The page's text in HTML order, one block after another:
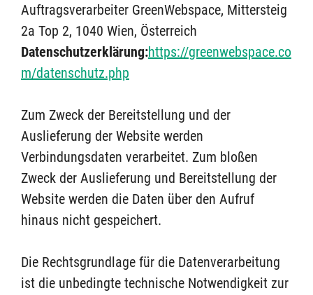
Auftragsverarbeiter GreenWebspace, Mittersteig
2a Top 2, 1040 Wien, Österreich
Datenschutzerklärung:https://greenwebspace.co
m/datenschutz.php
Zum Zweck der Bereitstellung und der
Auslieferung der Website werden
Verbindungsdaten verarbeitet. Zum bloßen
Zweck der Auslieferung und Bereitstellung der
Website werden die Daten über den Aufruf
hinaus nicht gespeichert.
Die Rechtsgrundlage für die Datenverarbeitung
ist die unbedingte technische Notwendigkeit zur